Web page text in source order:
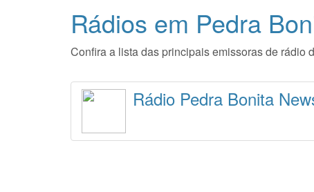
Rádios em Pedra
Confira a lista das principais emissoras de rádio
Rádio Pedra Bonita